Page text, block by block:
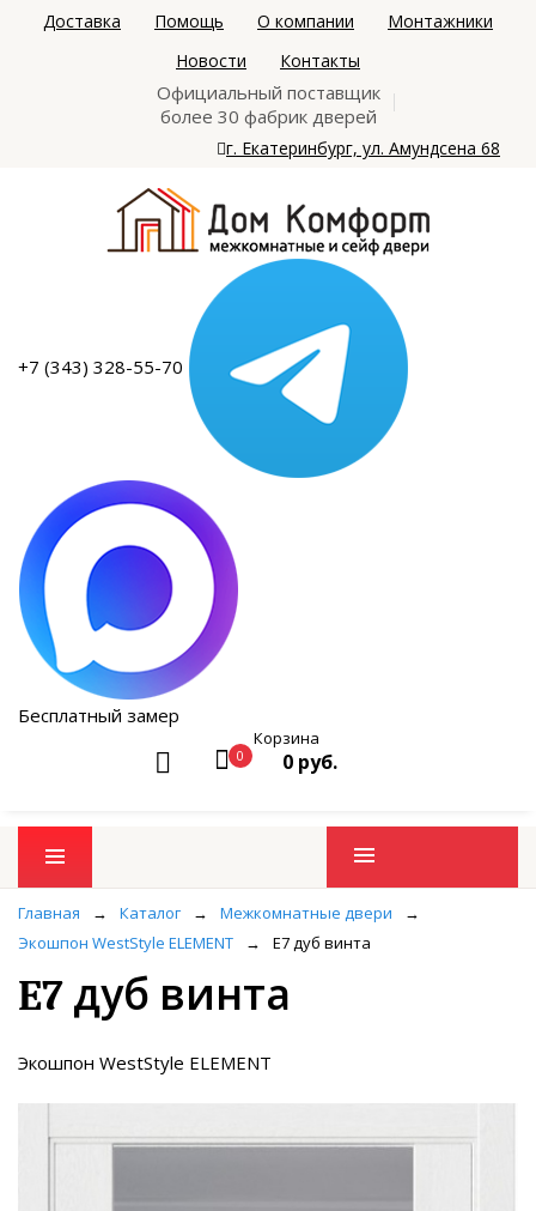
Доставка Помощь О компании
Монтажники
Новости
Контакты
Официальный поставщик
более 30 фабрик дверей
г. Екатеринбург, ул. Амундсена 68
+7 (343) 328-55-70
Бесплатный замер
0
Корзина
0 руб.
Промо товары
Главная → Каталог → Межкомнатные двери
→
Экошпон WestStyle ELEMENT
→ E7 дуб винта
E7 дуб винта
Экошпон WestStyle ELEMENT